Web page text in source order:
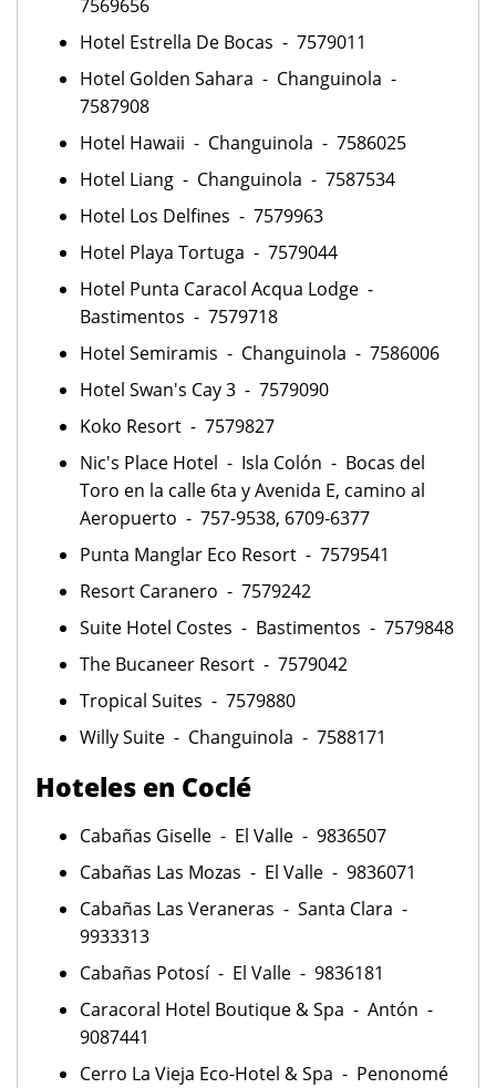
7569656
Hotel Estrella De Bocas - 7579011
Hotel Golden Sahara - Changuinola -
7587908
Hotel Hawaii - Changuinola - 7586025
Hotel Liang - Changuinola - 7587534
Hotel Los Delfines - 7579963
Hotel Playa Tortuga - 7579044
Hotel Punta Caracol Acqua Lodge -
Bastimentos - 7579718
Hotel Semiramis - Changuinola - 7586006
Hotel Swan's Cay 3 - 7579090
Koko Resort - 7579827
Nic's Place Hotel - Isla Colón - Bocas del
Toro en la calle 6ta y Avenida E, camino al
Aeropuerto - 757-9538, 6709-6377
Punta Manglar Eco Resort - 7579541
Resort Caranero - 7579242
Suite Hotel Costes - Bastimentos - 7579848
The Bucaneer Resort - 7579042
Tropical Suites - 7579880
Willy Suite - Changuinola - 7588171
Hoteles en Coclé
Cabañas Giselle - El Valle - 9836507
Cabañas Las Mozas - El Valle - 9836071
Cabañas Las Veraneras - Santa Clara -
9933313
Cabañas Potosí - El Valle - 9836181
Caracoral Hotel Boutique & Spa - Antón -
9087441
Cerro La Vieja Eco-Hotel & Spa - Penonomé